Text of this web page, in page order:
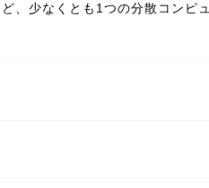
、少なくとも1つの分散コンピ